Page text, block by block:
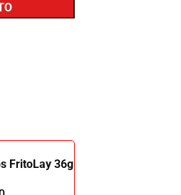
FritoLay 36g